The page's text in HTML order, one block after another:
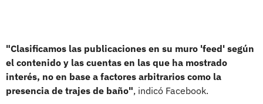
"Clasificamos las publicaciones en su muro 'feed' según
el contenido y las cuentas en las que ha mostrado
interés, no en base a factores arbitrarios como la
presencia de trajes de baño", indicó Facebook.